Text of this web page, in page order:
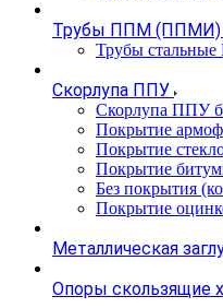
Трубы ППМ (ППМИ)
Трубы
Скорлупа ППУ
Скорлупа ППУ
Покрытие
Покрытие
Покрытие
Без покрытия
Покрытие
Металлическая
Опоры скользящие